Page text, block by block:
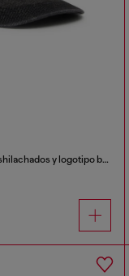
Gorra vaquera con detalles deshilachados y logotipo bordado.